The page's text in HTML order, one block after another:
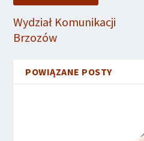
Wydział Komunikacji
Brzozów
POWIĄZANE POSTY